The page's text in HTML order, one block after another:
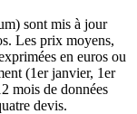
sont mis à jour
Les prix moyens,
en euros ou
(1er janvier, 1er
mois de données
devis.